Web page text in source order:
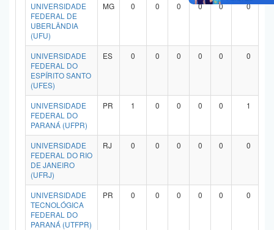
UNIVERSIDADE
FEDERAL DE
UBERLÂNDIA
(UFU)
MG 0 0 0 0 0 0
UNIVERSIDADE
FEDERAL DO
ESPÍRITO SANTO
(UFES)
ES 0 0 0 0 0 0
UNIVERSIDADE
FEDERAL DO
PARANÁ (UFPR)
PR 1 0 0 0 0 1
UNIVERSIDADE
FEDERAL DO RIO
DE JANEIRO
(UFRJ)
RJ 0 0 0 0 0 0
UNIVERSIDADE
TECNOLÓGICA
FEDERAL DO
PARANÁ (UTFPR)
PR 0 0 0 0 0 0